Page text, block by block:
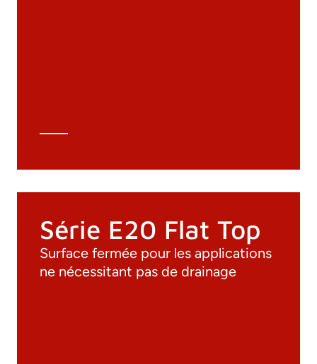
Série E20 Flat Top
Surface fermée pour les applications
ne nécessitant pas de drainage